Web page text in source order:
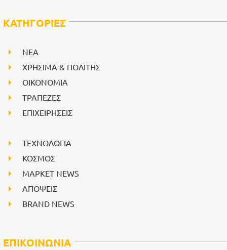
ΚΑΤΗΓΟΡΙΕΣ
NEA
ΧΡΗΣΙΜΑ & ΠΟΛΙΤΗΣ
ΟΙΚΟΝΟΜΙΑ
ΤΡΑΠΕΖΕΣ
ΕΠΙΧΕΙΡΗΣΕΙΣ
ΤΕΧΝΟΛΟΓΙΑ
ΚΟΣΜΟΣ
ΜΑΡΚΕΤ NEWS
ΑΠΟΨΕΙΣ
BRAND NEWS
ΕΠΙΚΟΙΝΩΝΙΑ